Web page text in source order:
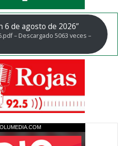
6 de agosto de 2026”
– Descargado 5063 veces –